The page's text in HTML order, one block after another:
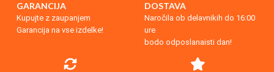
GARANCIJA
Kupujte z zaupanjem
Garancija na vse izdelke!
DOSTAVA
Naročila ob delavnikih do 16:00
ure
bodo odposlanaisti dan!